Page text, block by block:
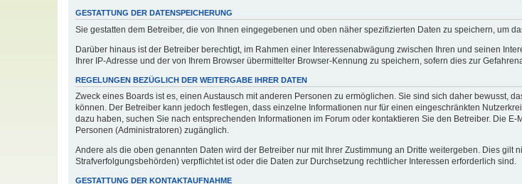
GESTATTUNG DER DATENSPEICHERUNG
Sie gestatten dem Betreiber, die von Ihnen eingegebenen und oben näher spezifizierten Daten zu speichern, um
Darüber hinaus ist der Betreiber berechtigt, im Rahmen einer Interessenabwägung zwischen Ihren und seinen
Ihrer IP-Adresse und der von Ihrem Browser übermittelter Browser-Kennung zu speichern, sofern dies zur
REGELUNGEN BEZÜGLICH DER WEITERGABE IHRER DATEN
Zweck eines Boards ist es, einen Austausch mit anderen Personen zu ermöglichen. Sie sind sich daher bewusst,
können. Der Betreiber kann jedoch festlegen, dass einzelne Informationen nur für einen eingeschränkten
dazu haben, suchen Sie nach entsprechenden Informationen im Forum oder kontaktieren Sie den Betreiber. Die
Personen (Administratoren) zugänglich.
Andere als die oben genannten Daten wird der Betreiber nur mit Ihrer Zustimmung an Dritte weitergeben. Dies gilt
Strafverfolgungsbehörden) verpflichtet ist oder die Daten zur Durchsetzung rechtlicher Interessen erforderlich sind.
GESTATTUNG DER KONTAKTAUFNAHME